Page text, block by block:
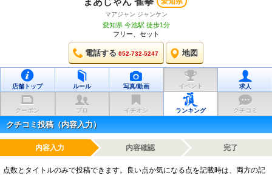
マアジャン ジャンケン
愛知県 今池駅 徒歩1分
フリー、セット
電話する 052-732-5247 地図
店舗トップ ルール 写真/動画 イベント 求人
クーポン プロ イチオシ ランキング クチコミ
クチコミ投稿（内容入力）
内容入力 内容確認 完了
点数とタイトルのみで投稿できます。良い点か気になる点を記載時は、両方の記